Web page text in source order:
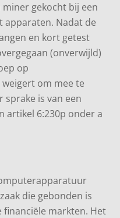
gekocht bij een
Nadat de
en kort getest
(onverwijld)
op
om mee te
is van een
artikel 6:230p onder a
die gebonden is
financiële markten. Het